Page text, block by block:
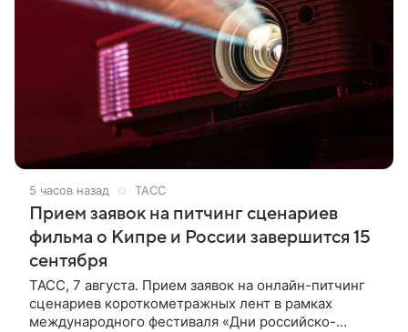
5 часов назад ТАСС
Прием заявок на питчинг сценариев
фильма о Кипре и России завершится 15
сентября
ТАСС, 7 августа. Прием заявок на онлайн-питчинг
сценариев короткометражных лент в рамках
международного фестиваля «Дни российско-